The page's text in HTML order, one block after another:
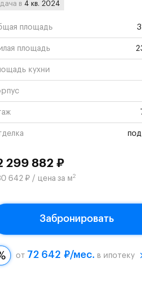
в 4 кв. 2024
площадь
площадь
кухни
299 882 ₽
642 ₽ / цена за м2
Забронировать
от 72 642 ₽/мес. в ипотеку